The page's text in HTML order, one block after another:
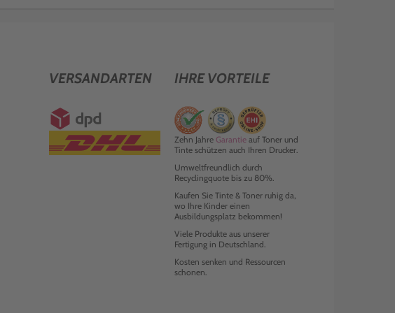
VERSANDARTEN IHRE VORTEILE
Zehn Jahre Garantieauf Toner und
Tinte schützen auch Ihren Drucker.
Umweltfreundlich durch
Recyclingquote bis zu 80%.
Kaufen Sie Tinte & Toner ruhig da,
wo Ihre Kinder einen
Ausbildungsplatz bekommen!
Viele Produkte aus unserer
Fertigung in Deutschland.
Kosten senken und Ressourcen
schonen.